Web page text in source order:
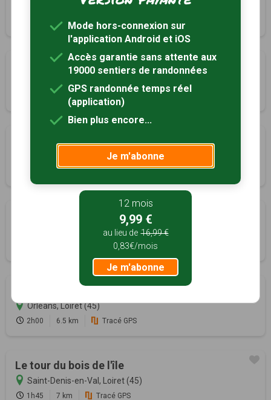
Nottonville, Eure-et-Loir (28)
10 km
Du Donjon au bords du Loiret
14.6 km Tracé GPS
Promenade des moulins du Loiret
4.9 km Tracé GPS
Orgères-en-Beauce, Eure-et-Loir (28)
Orléans, Loiret (45)
2h00 6.5 km Tracé GPS
Le tour du bois de l'île
Saint-Denis-en-Val, Loiret (45)
1h45 7 km Tracé GPS
Mode hors-connexion sur
l'application Android et iOS
Accès garantie sans attente aux
19000 sentiers de randonnées
GPS randonnée temps réel
(application)
Bien plus encore...
Je m'abonne
12 mois
9,99 €
au lieu de 16,99 €
0,83€/mois
Je m'abonne